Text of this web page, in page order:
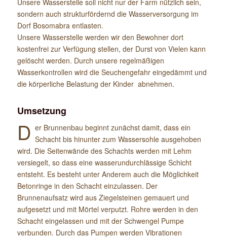
sondern auch strukturfördernd die Wasserversorgung im
Dorf Bosomabra entlasten.
Unsere Wasserstelle werden wir den Bewohner dort
kostenfrei zur Verfügung stellen, der Durst von Vielen kann
gelöscht werden. Durch unsere regelmäßigen
Wasserkontrollen wird die Seuchengefahr eingedämmt und
die körperliche Belastung der Kinder abnehmen.
Umsetzung
D er Brunnenbau beginnt zunächst damit, dass ein
Schacht bis hinunter zum Wassersohle ausgehoben
wird. Die Seitenwände des Schachts werden mit Lehm
versiegelt, so dass eine wasserundurchlässige Schicht
entsteht. Es besteht unter Anderem auch die Möglichkeit
Betonringe in den Schacht einzulassen. Der
Brunnenaufsatz wird aus Ziegelsteinen gemauert und
aufgesetzt und mit Mörtel verputzt. Rohre werden in den
Schacht eingelassen und mit der Schwengel Pumpe
verbunden. Durch das Pumpen werden Vibrationen